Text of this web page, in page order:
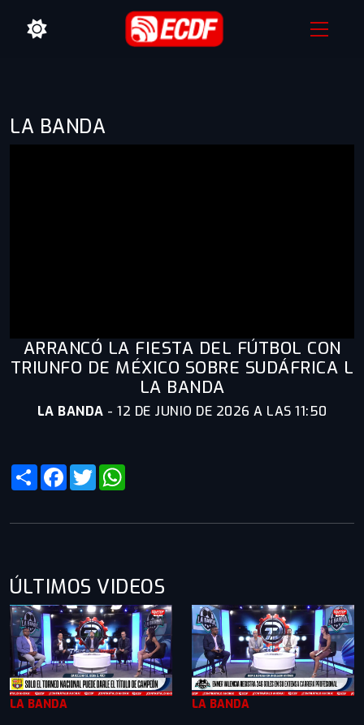
LA BANDA
ARRANCÓ LA FIESTA DEL FÚTBOL CON
TRIUNFO DE MÉXICO SOBRE SUDÁFRICA L
LA BANDA
LA BANDA - 12 DE JUNIO DE 2026 A LAS 11:50
ShareFacebook
Twitter
ÚLTIMOS VIDEOS
LA BANDA LA BANDA